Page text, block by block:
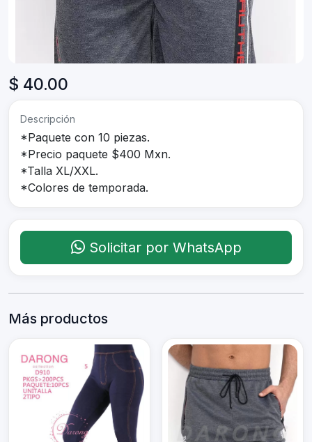
$ 40.00
Descripción
*Paquete con 10 piezas.
*Precio paquete $400 Mxn.
*Talla XL/XXL.
*Colores de temporada.
Solicitar por WhatsApp
Más productos